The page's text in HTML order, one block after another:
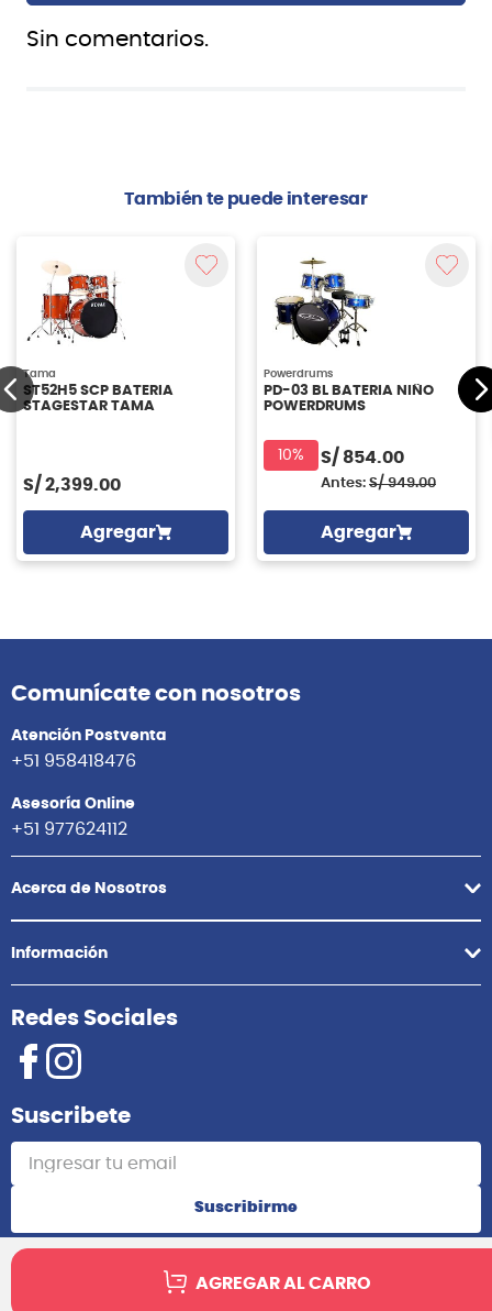
AGREGAR AL CARRO
Sin comentarios.
También te puede interesar
Tama
ST52H5 SCP BATERIA
STAGESTAR TAMA
S/ 2,399.00
Agregar
Powerdrums
PD-03 BL BATERIA NIÑO
POWERDRUMS
10% S/ 854.00
Antes: S/ 949.00
Agregar
Comunícate con nosotros
Atención Postventa
+51 958418476
Asesoría Online
+51 977624112
Acerca de Nosotros
Información
Redes Sociales
Suscribete
Suscribirme
2025 Audiomusica. Todos los derechos reservados.